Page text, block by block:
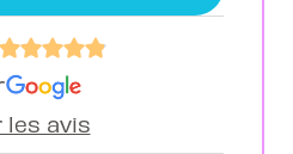
les avis